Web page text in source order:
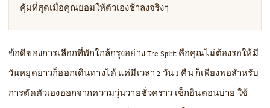
คุ้มที่สุดเมื่อคุณยอมให้ตัวเองช้าลงจริงๆ
ข้อดีของการเลือกที่พักใกล้กรุงอย่าง The Spirit คือคุณไม่ต้องรอให้มี
วันหยุดยาวก็ออกเดินทางได้ แค่มีเวลา 2 วัน 1 คืน ก็เพียงพอสำหรับ
การตัดตัวเองออกจากความวุ่นวายชั่วคราว เช็กอินตอนบ่าย ใช้